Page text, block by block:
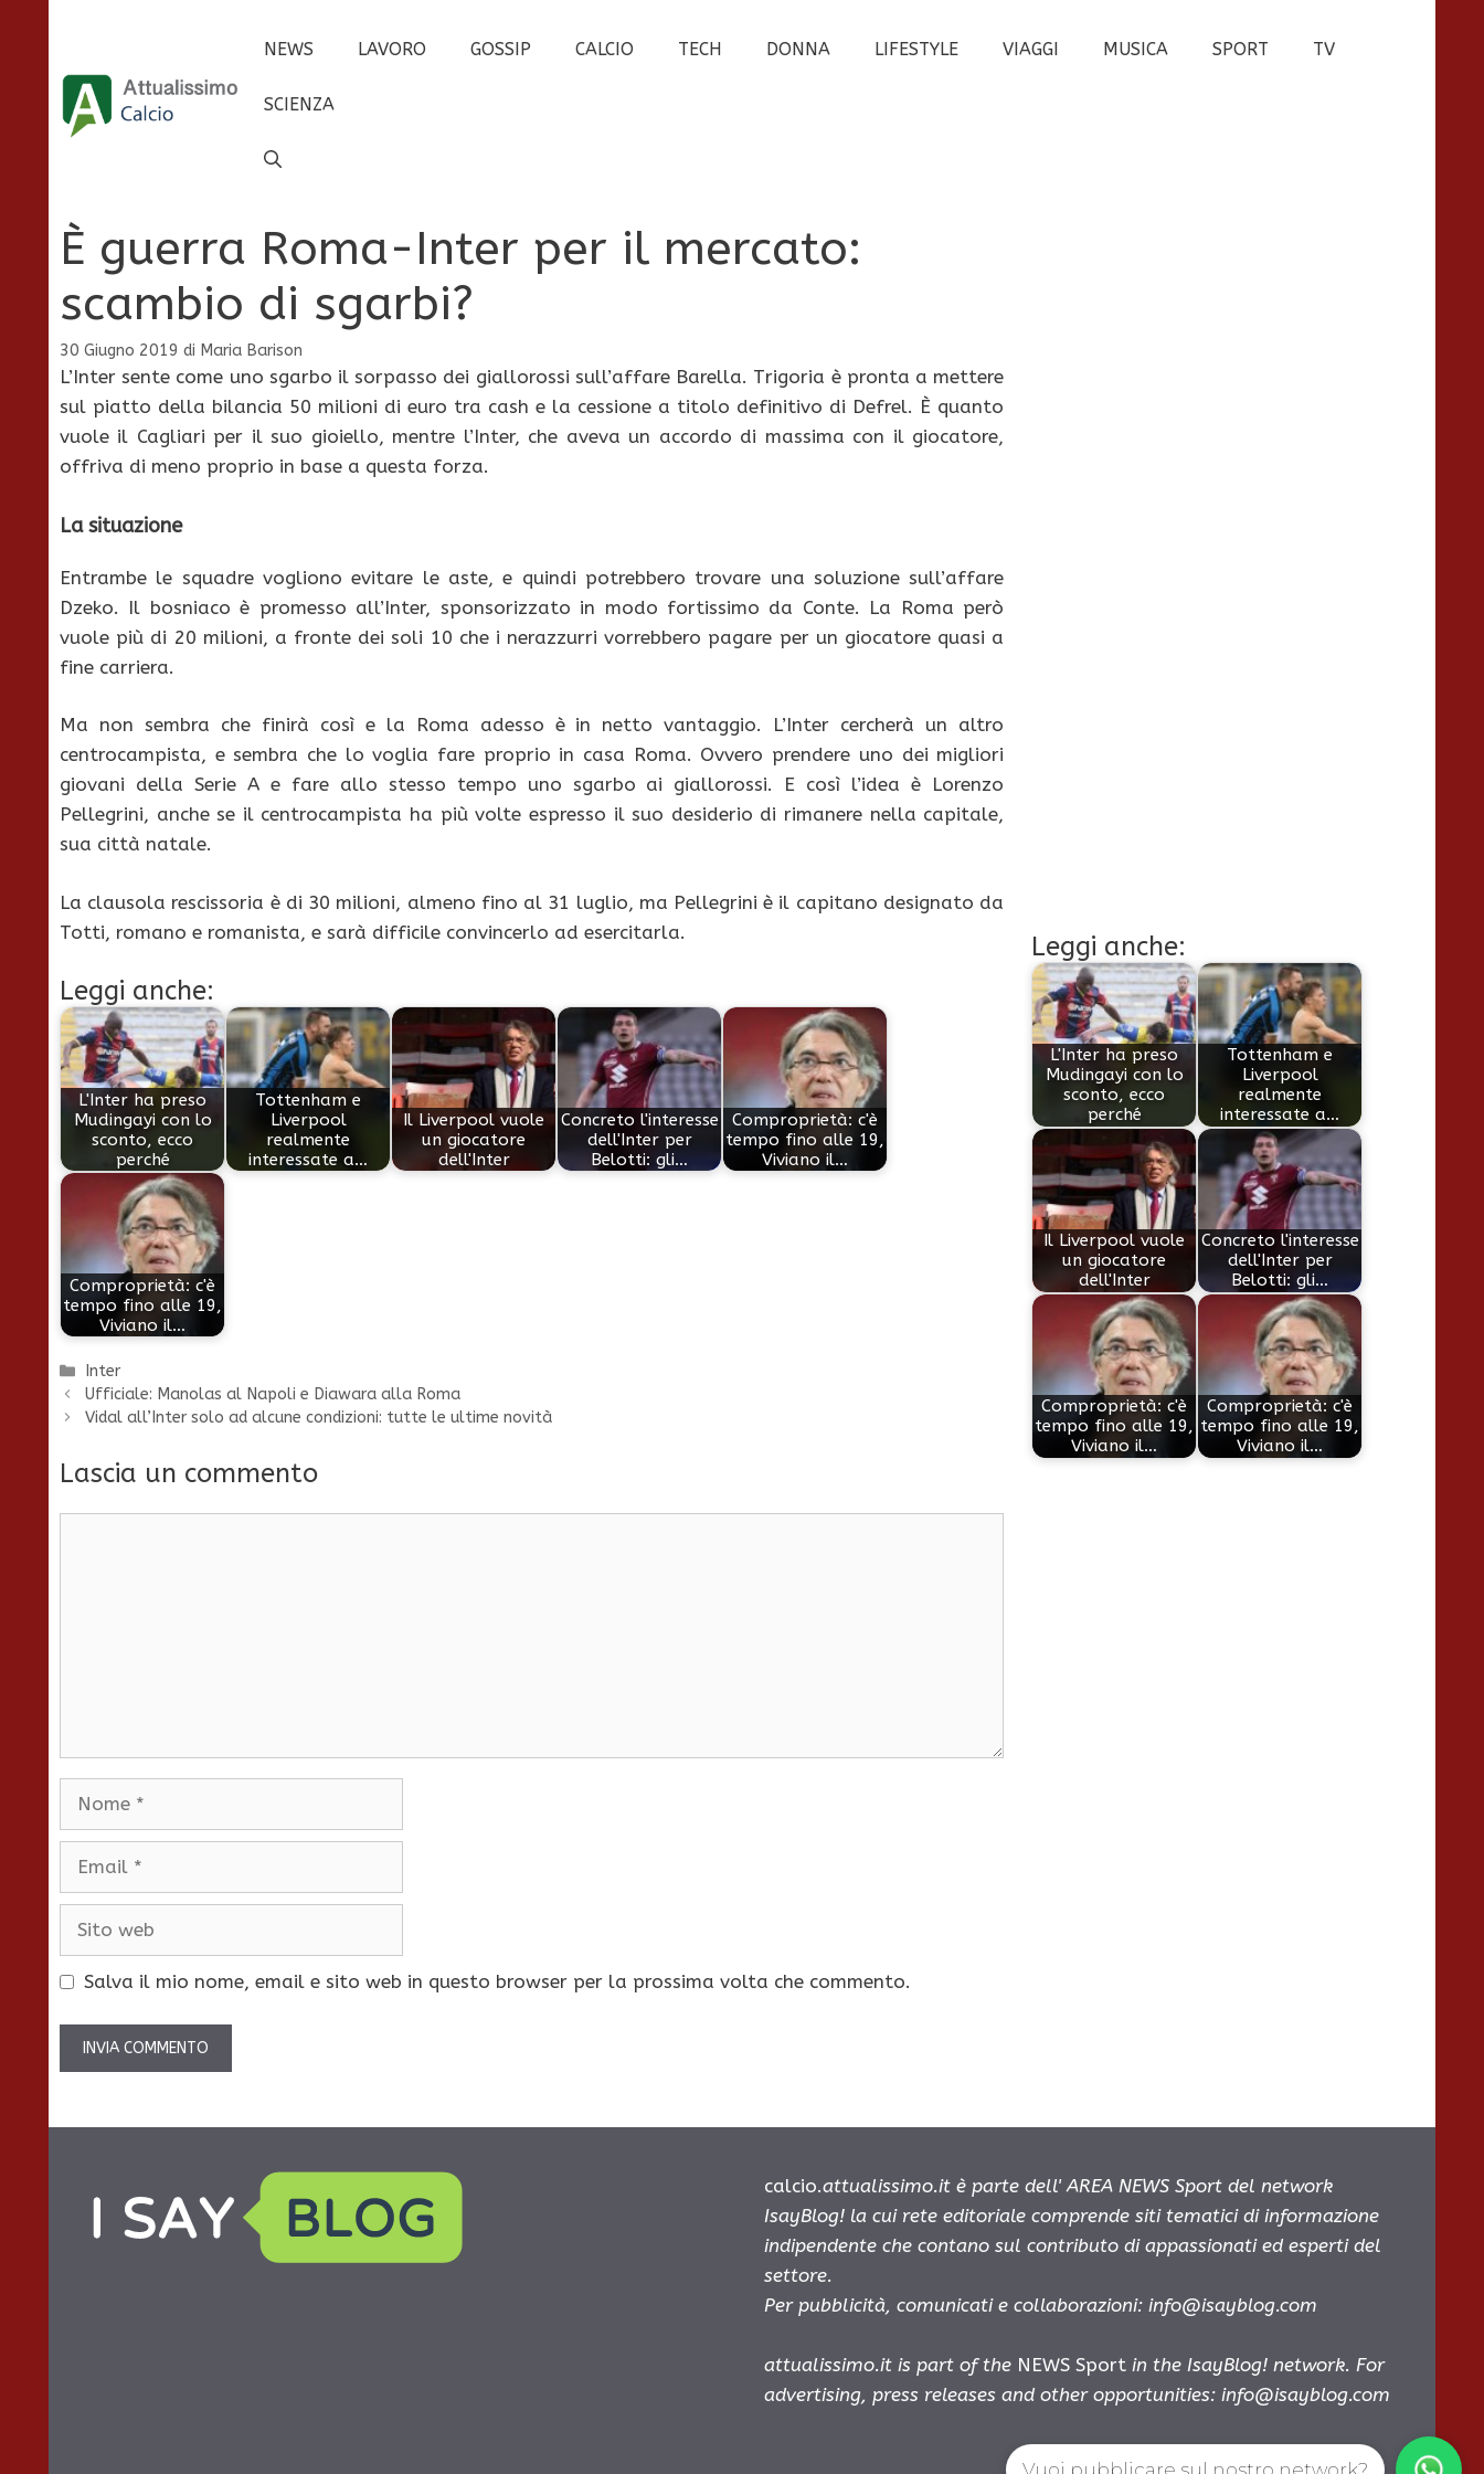
contenuto
NEWS LAVORO GOSSIP CALCIO TECH DONNA LIFESTYLE VIAGGI MUSICA SPORT TV
SCIENZA
È guerra Roma-Inter per il mercato:
scambio di sgarbi?
30 Giugno 2019 di Maria Barison
L’Inter sente come uno sgarbo il sorpasso dei giallorossi sull’affare Barella. Trigoria è pronta a mettere
sul piatto della bilancia 50 milioni di euro tra cash e la cessione a titolo definitivo di Defrel. È quanto
vuole il Cagliari per il suo gioiello, mentre l’Inter, che aveva un accordo di massima con il giocatore,
offriva di meno proprio in base a questa forza.
La situazione
Entrambe le squadre vogliono evitare le aste, e quindi potrebbero trovare una soluzione sull’affare
Dzeko. Il bosniaco è promesso all’Inter, sponsorizzato in modo fortissimo da Conte. La Roma però
vuole più di 20 milioni, a fronte dei soli 10 che i nerazzurri vorrebbero pagare per un giocatore quasi a
fine carriera.
Ma non sembra che finirà così e la Roma adesso è in netto vantaggio. L’Inter cercherà un altro
centrocampista, e sembra che lo voglia fare proprio in casa Roma. Ovvero prendere uno dei migliori
giovani della Serie A e fare allo stesso tempo uno sgarbo ai giallorossi. E così l’idea è Lorenzo
Pellegrini, anche se il centrocampista ha più volte espresso il suo desiderio di rimanere nella capitale,
sua città natale.
La clausola rescissoria è di 30 milioni, almeno fino al 31 luglio, ma Pellegrini è il capitano designato da
Totti, romano e romanista, e sarà difficile convincerlo ad esercitarla.
Leggi anche:
L'Inter ha preso
Mudingayi con lo
sconto, ecco
perché
Tottenham e
Liverpool
realmente
interessate a…
Il Liverpool vuole
un giocatore
dell'Inter
Concreto l'interesse
dell'Inter per
Belotti: gli…
Comproprietà: c'è
tempo fino alle 19,
Viviano il…
Comproprietà: c'è
tempo fino alle 19,
Viviano il…
Categorie
Inter
Ufficiale: Manolas al Napoli e Diawara alla Roma
Vidal all’Inter solo ad alcune condizioni: tutte le ultime novità
Lascia un commento
Salva il mio nome, email e sito web in questo browser per la prossima volta che commento.
Leggi anche:
L'Inter ha preso
Mudingayi con lo
sconto, ecco
perché
Tottenham e
Liverpool
realmente
interessate a…
Il Liverpool vuole
un giocatore
dell'Inter
Concreto l'interesse
dell'Inter per
Belotti: gli…
Comproprietà: c'è
tempo fino alle 19,
Viviano il…
Comproprietà: c'è
tempo fino alle 19,
Viviano il…
calcio.attualissimo.it è parte dell' AREA NEWS Sport del network
IsayBlog! la cui rete editoriale comprende siti tematici di informazione
indipendente che contano sul contributo di appassionati ed esperti del
settore.
Per pubblicità, comunicati e collaborazioni: info@isayblog.com
attualissimo.it is part of the NEWS Sport in the IsayBlog! network. For
advertising, press releases and other opportunities: info@isayblog.com
Vuoi pubblicare sul nostro network?